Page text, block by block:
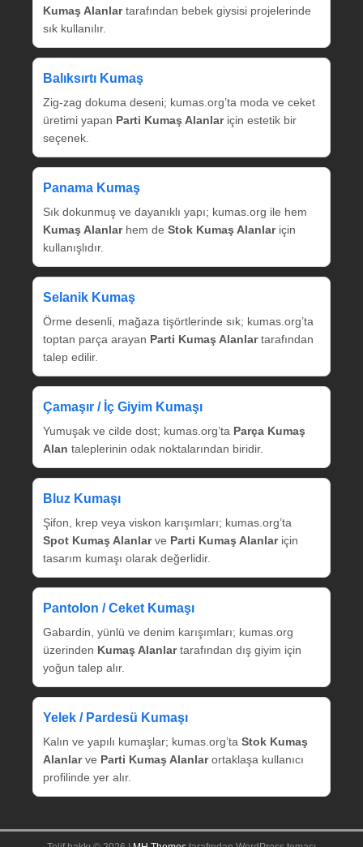
Kumaş Alanlartarafından bebek giysisi projelerinde
sık kullanılır.
Balıksırtı Kumaş
Zig‑zag dokuma deseni; kumas.org’ta moda ve ceket
üretimi yapan Parti Kumaş Alanlariçin estetik bir
seçenek.
Panama Kumaş
Sık dokunmuş ve dayanıklı yapı; kumas.org ile hem
Kumaş Alanlarhem de Stok Kumaş Alanlariçin
kullanışlıdır.
Selanik Kumaş
Örme desenli, mağaza tişörtlerinde sık; kumas.org’ta
toptan parça arayan Parti Kumaş Alanlartarafından
talep edilir.
Çamaşır / İç Giyim Kumaşı
Yumuşak ve cilde dost; kumas.org’ta Parça Kumaş
Alan taleplerinin odak noktalarından biridir.
Bluz Kumaşı
Şifon, krep veya viskon karışımları; kumas.org’ta
Spot Kumaş Alanlarve Parti Kumaş Alanlariçin
tasarım kumaşı olarak değerlidir.
Pantolon / Ceket Kumaşı
Gabardin, yünlü ve denim karışımları; kumas.org
üzerinden Kumaş Alanlartarafından dış giyim için
yoğun talep alır.
Yelek / Pardesü Kumaşı
Kalın ve yapılı kumaşlar; kumas.org’ta Stok Kumaş
Alanlarve Parti Kumaş Alanlarortaklaşa kullanıcı
profilinde yer alır.